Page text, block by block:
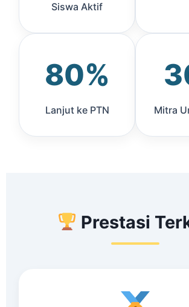
Siswa Aktif
80%
Lanjut ke PTN Mitra
Prestasi